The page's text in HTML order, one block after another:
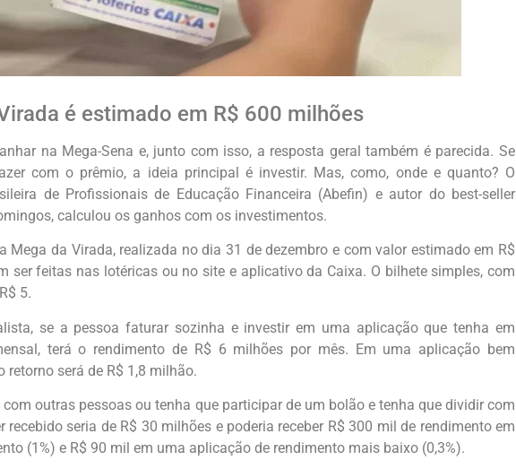
é estimado em R$ 600 milhões
na Mega-Sena e, junto com isso, a resposta geral também é parecida. Se
com o prêmio, a ideia principal é investir. Mas, como, onde e quanto? O
de Profissionais de Educação Financeira (Abefin) e autor do best-seller
calculou os ganhos com os investimentos.
Mega da Virada, realizada no dia 31 de dezembro e com valor estimado em R$
ser feitas nas lotéricas ou no site e aplicativo da Caixa. O bilhete simples, com
5.
se a pessoa faturar sozinha e investir em uma aplicação que tenha em
terá o rendimento de R$ 6 milhões por mês. Em uma aplicação bem
retorno será de R$ 1,8 milhão.
outras pessoas ou tenha que participar de um bolão e tenha que dividir com
recebido seria de R$ 30 milhões e poderia receber R$ 300 mil de rendimento em
(1%) e R$ 90 mil em uma aplicação de rendimento mais baixo (0,3%).